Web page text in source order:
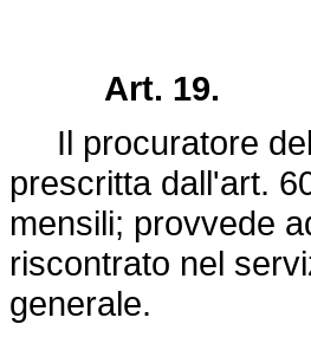
Art. 19.
Il procuratore del
prescritta dall'art.
mensili; provvede
riscontrato nel
generale.